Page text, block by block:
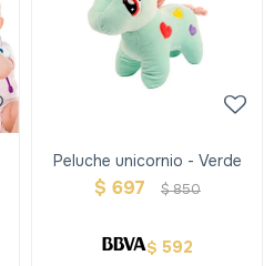
Peluche unicornio - Verde
$ 697 $850
$ 592